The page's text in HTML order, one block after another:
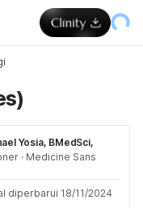
Yosia, BMedSci,
· Medicine Sans
diperbarui 18/11/2024